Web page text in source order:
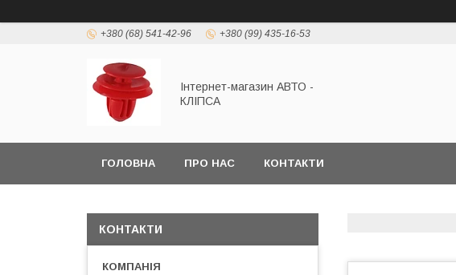
+380 (68) 541-42-96 +380 (99) 435-16-53
Інтернет-магазин АВТО -
КЛІПСА
ГОЛОВНА ПРО НАС КОНТАКТИ
КОНТАКТИ